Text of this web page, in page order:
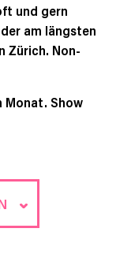
und gern
am längsten
Zürich. Non-
Monat. Show